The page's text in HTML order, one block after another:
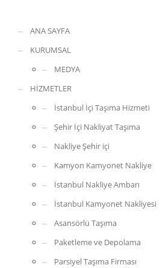
ANA SAYFA
KURUMSAL
MEDYA
HİZMETLER
İstanbul İçi Taşıma Hizmeti
Şehir İçi Nakliyat Taşıma
Nakliye Şehir içi
Kamyon Kamyonet Nakliye
İstanbul Nakliye Ambarı
İstanbul Kamyonet Nakliyesi
Asansörlü Taşıma
Paketleme ve Depolama
Parsiyel Taşıma Firması